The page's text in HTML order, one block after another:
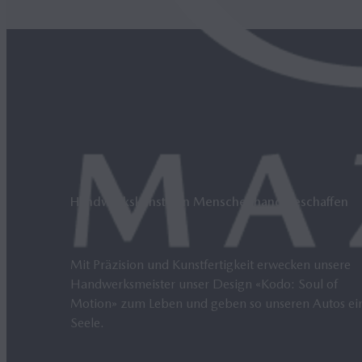
Handwerkskunst von Menschenhand geschaffen
Mit Präzision und Kunstfertigkeit erwecken unsere
Handwerksmeister unser Design «Kodo: Soul of
Motion» zum Leben und geben so unseren Autos
Seele.